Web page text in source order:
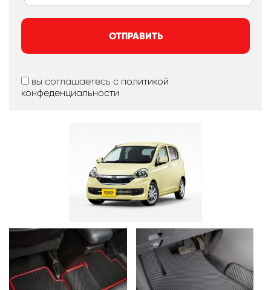
ОТПРАВИТЬ
вы соглашаетесь с политикой
конфеденциальности